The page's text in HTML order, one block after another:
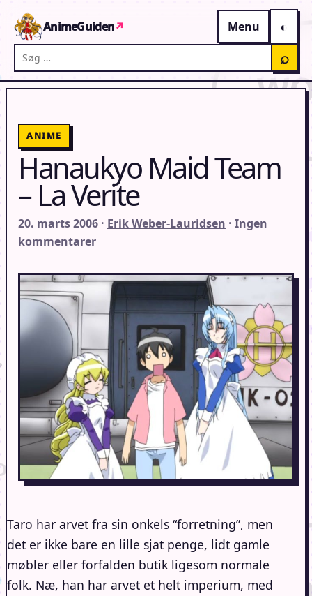
AnimeGuiden↗
Menu
Søg på AnimeGuiden
⌕
ANIME
Hanaukyo Maid Team
– La Verite
20. marts 2006 · Erik Weber-Lauridsen · Ingen
kommentarer
Taro har arvet fra sin onkels “forretning”, men
det er ikke bare en lille sjat penge, lidt gamle
møbler eller forfalden butik ligesom normale
folk. Næ, han har arvet et helt imperium, med